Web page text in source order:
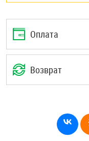
Оплата
Возврат